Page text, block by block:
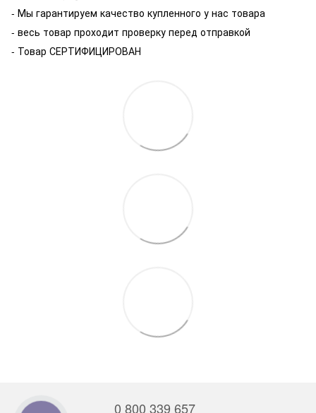
- Мы гарантируем качество купленного у нас товара
- весь товар проходит проверку перед отправкой
- Товар СЕРТИФИЦИРОВАН
0 800 339 657